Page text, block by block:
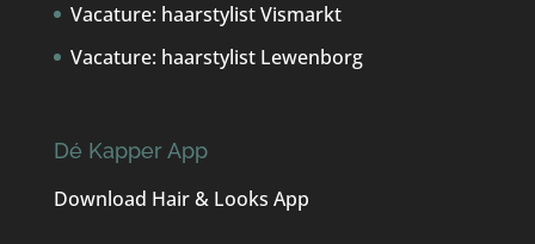
Vacature: haarstylist Vismarkt
Vacature: haarstylist Lewenborg
Dé Kapper App
Download Hair & Looks App